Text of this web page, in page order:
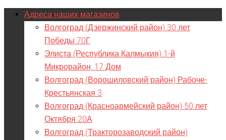
Адреса наших магазинов
Волгоград (Дзержинский район) 30 лет
Победы 70Г
Элиста (Республика Калмыкия) 1-й
Микрорайон, 17 Дом
Волгоград (Ворошиловский район) Рабоче-
Крестьянская 3
Волгоград (Красноармейский район) 50 лет
Октября 20А
Волгоград (Тракторозаводский район)